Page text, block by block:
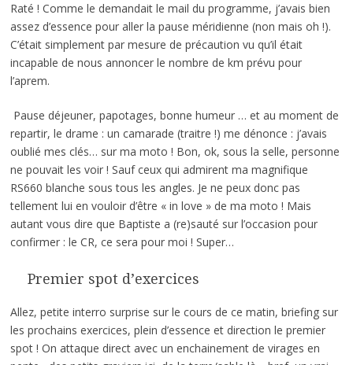
Raté ! Comme le demandait le mail du programme, j’avais bien
assez d’essence pour aller la pause méridienne (non mais oh !).
C’était simplement par mesure de précaution vu qu’il était
incapable de nous annoncer le nombre de km prévu pour
l’aprem.
Pause déjeuner, papotages, bonne humeur … et au moment de
repartir, le drame : un camarade (traitre !) me dénonce : j’avais
oublié mes clés… sur ma moto ! Bon, ok, sous la selle, personne
ne pouvait les voir ! Sauf ceux qui admirent ma magnifique
RS660 blanche sous tous les angles. Je ne peux donc pas
tellement lui en vouloir d’être « in love » de ma moto ! Mais
autant vous dire que Baptiste a (re)sauté sur l’occasion pour
confirmer : le CR, ce sera pour moi ! Super…
Premier spot d’exercices
Allez, petite interro surprise sur le cours de ce matin, briefing sur
les prochains exercices, plein d’essence et direction le premier
spot ! On attaque direct avec un enchainement de virages en